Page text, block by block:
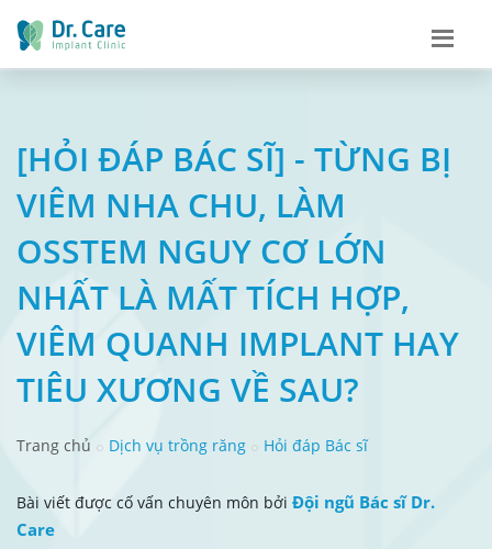
[HỎI ĐÁP BÁC SĨ] - TỪNG BỊ
VIÊM NHA CHU, LÀM
OSSTEM NGUY CƠ LỚN
NHẤT LÀ MẤT TÍCH HỢP,
VIÊM QUANH IMPLANT HAY
TIÊU XƯƠNG VỀ SAU?
Trang chủ Dịch vụ trồng răng Hỏi đáp Bác sĩ
Bài viết được cố vấn chuyên môn bởi Đội ngũ Bác sĩ Dr.
Care